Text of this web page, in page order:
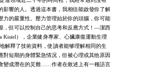
影響的人。透過這本書，我相信能啟發你了解
力的嚴重性。壓力管理始於你的頭腦，你可能
，但可以控制自己的思考和反應方式！—潔西
Kisiel），企業健身專家、心臟康復運動生理
解釋了技術資料，使讀者能够理解相同的生
對短期的身體緊急情况，但被心理或其他原因
變成潛在的災難……作者在敘述上有一種語言